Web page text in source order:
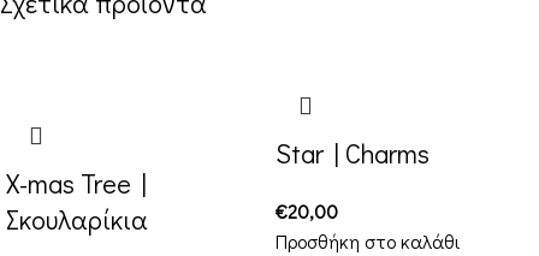
X-mas Tree |
Σκουλαρίκια
Star | Charms
€20,00
Προσθήκη στο καλάθι